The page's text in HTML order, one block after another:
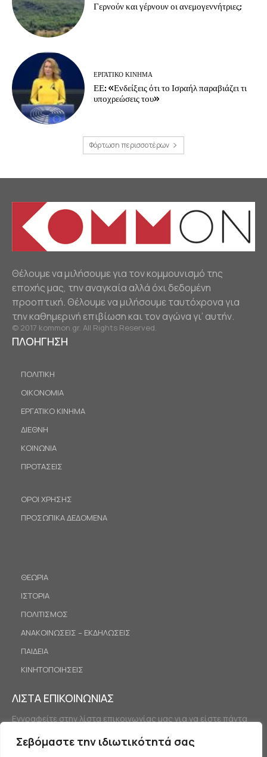
Σεβόμαστε την ιδιωτικότητά σας
Γερνούν και γέρνουν οι ανεμογεννήτριες;
ΕΡΓΑΤΙΚΟ ΚΙΝΗΜΑ
ΕΕ: «Ενδείξεις ότι το Ισραήλ παραβιάζει τι
υποχρεώσεις του»
Φόρτωση περισσοτέρων
Θέλουμε να μιλήσουμε για τον κομμουνισμό της
εποχής μας, την αναγκαία αλλά όχι δεδομένη
προοπτική. Θέλουμε να μιλήσουμε ταυτόχρονα για
την καθημερινή επιβίωση και τον αγώνα γι’ αυτήν.
© 2017 kommon.gr. All Rights Reserved.
ΠΛΟΗΓΗΣΗ
ΠΟΛΙΤΙΚΗ
ΟΙΚΟΝΟΜΙΑ
ΕΡΓΑΤΙΚΟ ΚΙΝΗΜΑ
ΔΙΕΘΝΗ
ΚΟΙΝΩΝΙΑ
ΠΡΟΤΑΣΕΙΣ
ΟΡΟΙ ΧΡΗΣΗΣ
ΠΡΟΣΩΠΙΚΑ ΔΕΔΟΜΕΝΑ
ΘΕΩΡΙΑ
ΙΣΤΟΡΙΑ
ΠΟΛΙΤΙΣΜΟΣ
ΑΝΑΚΟΙΝΩΣΕΙΣ – ΕΚΔΗΛΩΣΕΙΣ
ΠΑΙΔΕΙΑ
ΚΙΝΗΤΟΠΟΙΗΣΕΙΣ
ΛΙΣΤΑ ΕΠΙΚΟΙΝΩΝΙΑΣ
Εγγραφείτε στην λίστα επικοινωνίας μας για να είστε πάντα